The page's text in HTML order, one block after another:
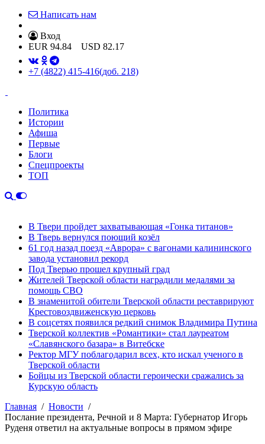
Написать нам
Вход
EUR 94.84 USD 82.17
+7 (4822) 415-416(доб. 218)
Политика
Истории
Афиша
Первые
Блоги
Спецпроекты
ТОП
В Твери пройдет захватывающая «Гонка титанов»
В Тверь вернулся поющий козёл
61 год назад поезд «Аврора» с вагонами калининского
завода установил рекорд
Под Тверью прошел крупный град
Жителей Тверской области наградили медалями за
помощь СВО
В знаменитой обители Тверской области реставрируют
Крестовоздвиженскую церковь
В соцсетях появился редкий снимок Владимира Путина
Тверской коллектив «Романтики» стал лауреатом
«Славянского базара» в Витебске
Ректор МГУ поблагодарил всех, кто искал ученого в
Тверской области
Бойцы из Тверской области героически сражались за
Курскую область
Главная
Новости
Послание президента, Речной и 8 Марта: Губернатор Игорь
Руденя ответил на актуальные вопросы в прямом эфире